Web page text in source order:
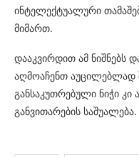
ინტელექტუალური
მიმართ.
დააკვირდით ამ ნიშნებს
აღმოაჩენთ აუცილებლად
განსაკუთრებული ნიჭი
განვითარების საშუალება.